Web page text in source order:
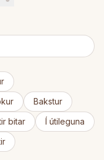
Bakstur
bitar
Í útileguna